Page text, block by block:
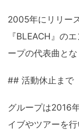
2005年にリリー
『BLEACH』の
ープの代表曲とな
## 活動休止まで
グループは2016
イブやツアーを行